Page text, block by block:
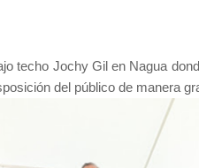
techo Jochy Gil en Nagua
del público de manera